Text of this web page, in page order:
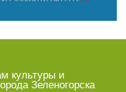
культуры и
Зеленогорска